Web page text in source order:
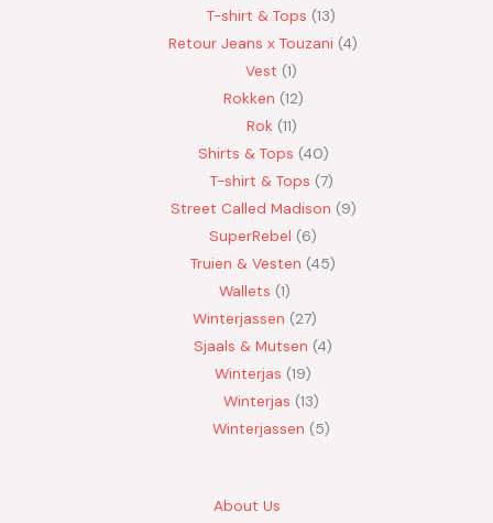
T-shirt & Tops 13
Retour Jeans x Touzani 4
Vest 1
Rokken 12
Rok 11
Shirts & Tops 40
T-shirt & Tops 7
Street Called Madison 9
SuperRebel
6
Truien & Vesten 45
Wallets 1
Winterjassen
27
Sjaals & Mutsen 4
Winterjas 19
Winterjas 13
Winterjassen
5
About Us